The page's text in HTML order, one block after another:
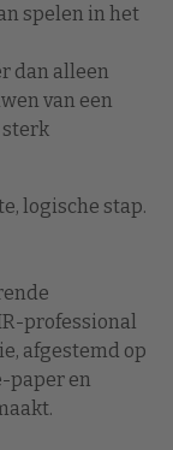
spelen in het
dan alleen
van een
sterk
logische stap.
professional
afgestemd op
paper en